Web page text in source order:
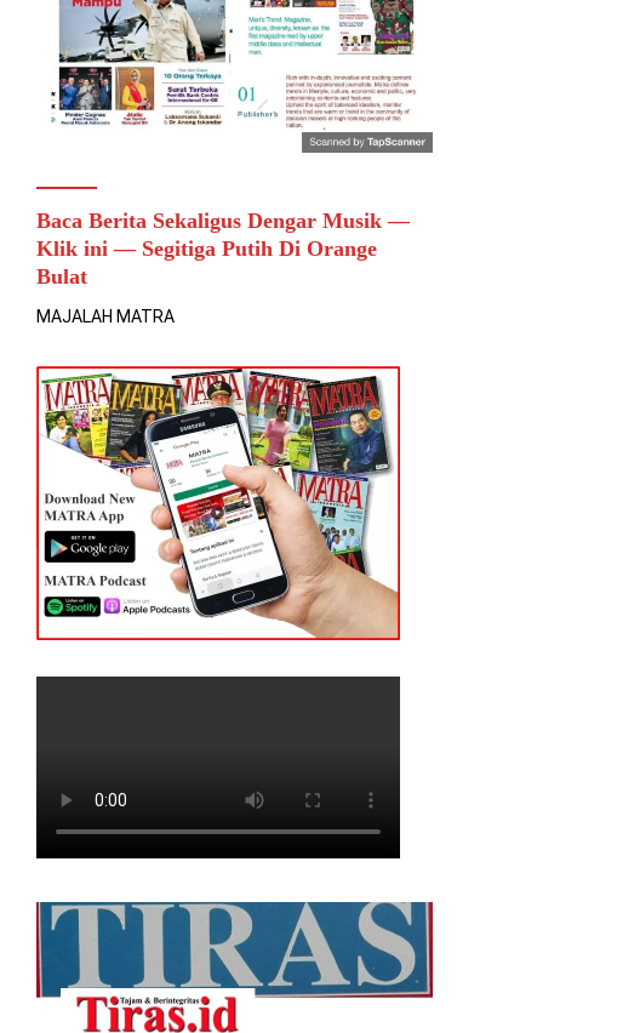
Baca Berita Sekaligus Dengar Musik —
Klik ini — Segitiga Putih Di Orange
Bulat
MAJALAH MATRA